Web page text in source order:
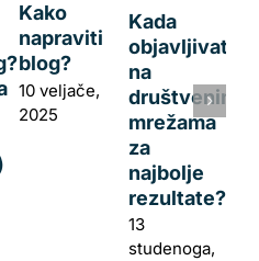
Kako
napraviti
blog?
10 veljače,
2025
Kada
objavljivati
na
društvenim
mrežama
za
najbolje
rezultate?
13
studenoga,